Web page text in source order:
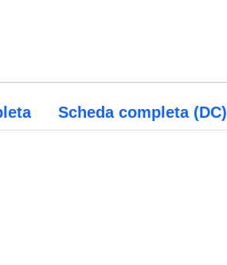
Scheda completa (DC)